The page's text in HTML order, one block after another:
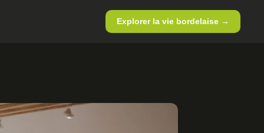
Explorer la vie bordelaise →